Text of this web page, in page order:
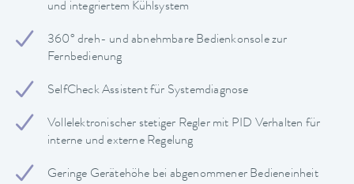
und integriertem Kühlsystem
360° dreh- und abnehmbare Bedienkonsole zur
Fernbedienung
SelfCheck Assistent für Systemdiagnose
Vollelektronischer stetiger Regler mit PID Verhalten für
interne und externe Regelung
Geringe Gerätehöhe bei abgenommener Bedieneinheit